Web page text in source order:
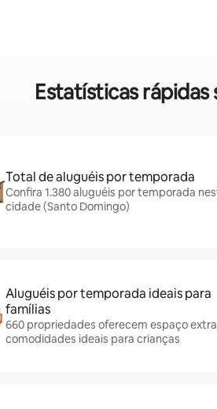
Estatísticas
Total de aluguéis por temporada
Confira 1.380 aluguéis por temporada
cidade (Santo Domingo)
Aluguéis por temporada ideais para
famílias
660 propriedades oferecem espaço
comodidades ideais para crianças